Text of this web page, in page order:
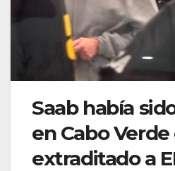
Saab había
en Cabo
extraditado a